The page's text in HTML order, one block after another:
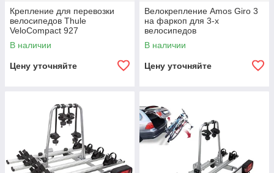
Крепление для перевозки
велосипедов Thule
VeloCompact 927
В наличии
Цену уточняйте
Велокрепление Amos Giro 3
на фаркоп для 3-х
велосипедов
В наличии
Цену уточняйте